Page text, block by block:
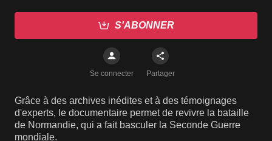
S'ABONNER
Se connecter Partager
Grâce à des archives inédites et à des témoignages
d'experts, le documentaire permet de revivre la bataille
de Normandie, qui a fait basculer la Seconde Guerre
mondiale.